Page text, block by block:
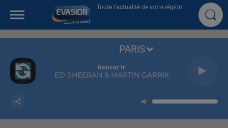
Toute l'actualité de votre région
Repeat It
ED SHEERAN & MARTIN GARRIX
PARIS